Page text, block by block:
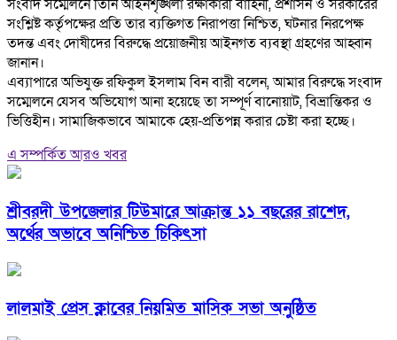
‎সংবাদ সম্মেলনে তিনি আইনশৃঙ্খলা রক্ষাকারী বাহিনী, প্রশাসন ও সরকারের
সংশ্লিষ্ট কর্তৃপক্ষের প্রতি তার ব্যক্তিগত নিরাপত্তা নিশ্চিত, ঘটনার নিরপেক্ষ
তদন্ত এবং দোষীদের বিরুদ্ধে প্রয়োজনীয় আইনগত ব্যবস্থা গ্রহণের আহ্বান
জানান।
‎এব্যাপারে অভিযুক্ত রফিকুল ইসলাম বিন বারী বলেন, আমার বিরুদ্ধে সংবাদ
সম্মেলনে যেসব অভিযোগ আনা হয়েছে তা সম্পূর্ণ বানোয়াট, বিভ্রান্তিকর ও
ভিত্তিহীন। সামাজিকভাবে আমাকে হেয়-প্রতিপন্ন করার চেষ্টা করা হচ্ছে।
এ সম্পর্কিত আরও খবর
শ্রীবরদী উপজেলার টিউমারে আক্রান্ত ১১ বছরের রাশেদ,
অর্থের অভাবে অনিশ্চিত চিকিৎসা
লালমাই প্রেস ক্লাবের নিয়মিত মাসিক সভা অনুষ্ঠিত